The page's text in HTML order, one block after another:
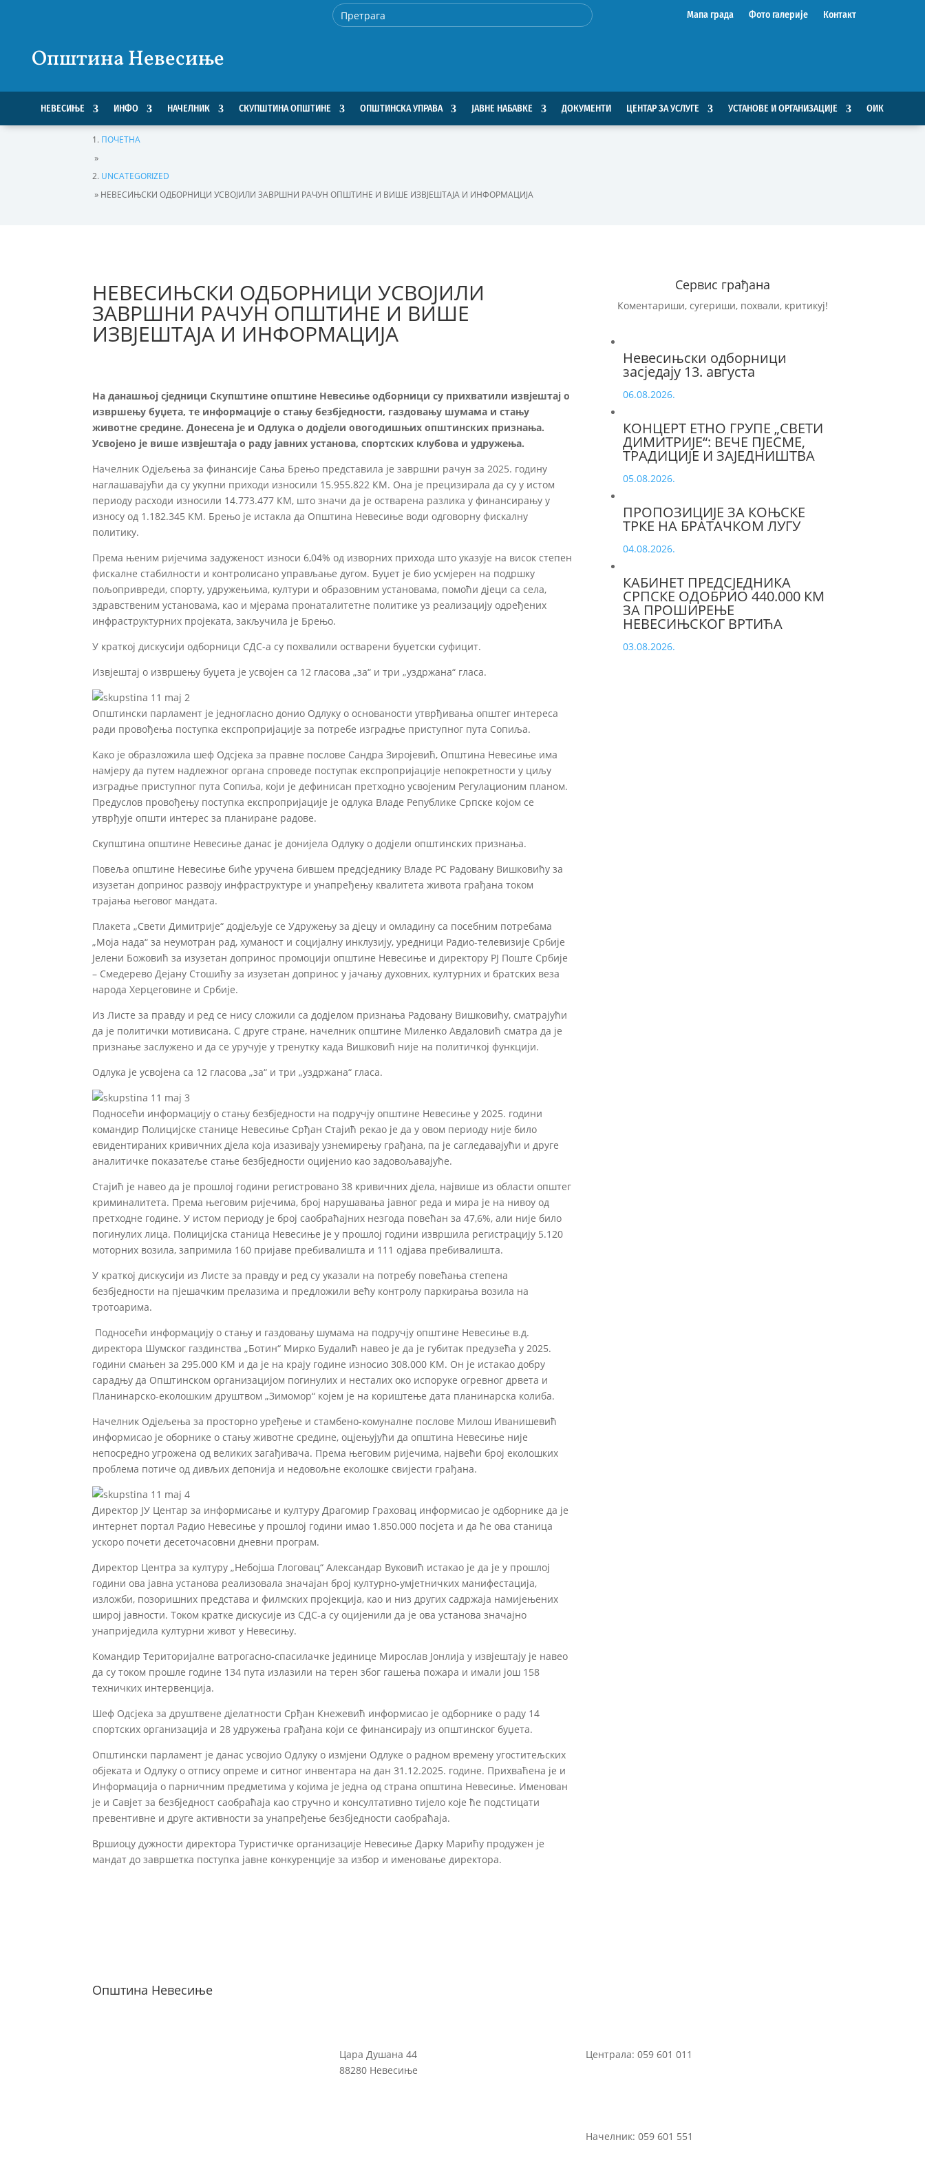
Мапа града Фото галерије Контакт
Општина Невесиње
НЕВЕСИЊЕ ИНФО НАЧЕЛНИК СКУПШТИНА ОПШТИНЕ ОПШТИНСКА УПРАВА ЈАВНЕ НАБАВКЕ ДОКУМЕНТИ ЦЕНТАР ЗА УСЛУГЕ УСТАНОВЕ И ОРГАНИЗАЦИЈЕ ОИК
ПОЧЕТНА
»
UNCATEGORIZED
» НЕВЕСИЊСКИ ОДБОРНИЦИ УСВОЈИЛИ ЗАВРШНИ РАЧУН ОПШТИНЕ И ВИШЕ ИЗВЈЕШТАЈА И ИНФОРМАЦИЈА
НЕВЕСИЊСКИ ОДБОРНИЦИ УСВОЈИЛИ
ЗАВРШНИ РАЧУН ОПШТИНЕ И ВИШЕ
ИЗВЈЕШТАЈА И ИНФОРМАЦИЈА
На данашњој сједници Скупштине општине Невесиње одборници су прихватили извјештај о
извршењу буџета, те информације о стању безбједности, газдовању шумама и стању
животне средине. Донесена је и Одлука о додјели овогодишњих општинских признања.
Усвојено је више извјештаја о раду јавних установа, спортских клубова и удружења.
Начелник Одјељења за финансије Сања Брењо представила је завршни рачун за 2025. годину
наглашавајући да су укупни приходи износили 15.955.822 КМ. Она је прецизирала да су у истом
периоду расходи износили 14.773.477 КМ, што значи да је остварена разлика у финансирању у
износу од 1.182.345 КМ. Брењо је истакла да Општина Невесиње води одговорну фискалну
политику.
Према њеним ријечима задуженост износи 6,04% од изворних прихода што указује на висок степен
фискалне стабилности и контролисано управљање дугом. Буџет је био усмјерен на подршку
пољопривреди, спорту, удружењима, култури и образовним установама, помоћи дјеци са села,
здравственим установама, као и мјерама пронаталитетне политике уз реализацију одређених
инфраструктурних пројеката, закључила је Брењо.
У краткој дискусији одборници СДС-а су похвалили остварени буџетски суфицит.
Извјештај о извршењу буџета је усвојен са 12 гласова „за“ и три „уздржана“ гласа.
Општински парламент је једногласно донио Одлуку о основаности утврђивања општег интереса
ради провођења поступка експропријације за потребе изградње приступног пута Сопиља.
Како је образложила шеф Одсјека за правне послове Сандра Зиројевић, Општина Невесиње има
намјеру да путем надлежног органа спроведе поступак експропријације непокретности у циљу
изградње приступног пута Сопиља, који је дефинисан претходно усвојеним Регулационим планом.
Предуслов провођењу поступка експропријације је одлука Владе Републике Српске којом се
утврђује општи интерес за планиране радове.
Скупштина општине Невесиње данас је донијела Одлуку о додјели општинских признања.
Повеља општине Невесиње биће уручена бившем предсједнику Владе РС Радовану Вишковићу за
изузетан допринос развоју инфраструктуре и унапређењу квалитета живота грађана током
трајања његовог мандата.
Плакета „Свети Димитрије“ додјељује се Удружењу за дјецу и омладину са посебним потребама
„Моја нада“ за неумотран рад, хуманост и социјалну инклузију, уредници Радио-телевизије Србије
Јелени Божовић за изузетан допринос промоцији општине Невесиње и директору РЈ Поште Србије
– Смедерево Дејану Стошићу за изузетан допринос у јачању духовних, културних и братских веза
народа Херцеговине и Србије.
Из Листе за правду и ред се нису сложили са додјелом признања Радовану Вишковићу, сматрајући
да је политички мотивисана. С друге стране, начелник општине Миленко Авдаловић сматра да је
признање заслужено и да се уручује у тренутку када Вишковић није на политичкој функцији.
Одлука је усвојена са 12 гласова „за“ и три „уздржана“ гласа.
Подносећи информацију о стању безбједности на подручју општине Невесиње у 2025. години
командир Полицијске станице Невесиње Срђан Стајић рекао је да у овом периоду није било
евидентираних кривичних дјела која изазивају узнемирењу грађана, па је сагледавајући и друге
аналитичке показатеље стање безбједности оцијенио као задовољавајуће.
Стајић је навео да је прошлој години регистровано 38 кривичних дјела, највише из области општег
криминалитета. Према његовим ријечима, број нарушавања јавног реда и мира је на нивоу од
претходне године. У истом периоду је број саобраћајних незгода повећан за 47,6%, али није било
погинулих лица. Полицијска станица Невесиње је у прошлој години извршила регистрацију 5.120
моторних возила, запримила 160 пријаве пребивалишта и 111 одјава пребивалишта.
У краткој дискусији из Листе за правду и ред су указали на потребу повећања степена
безбједности на пјешачким прелазима и предложили већу контролу паркирања возила на
тротоарима.
Подносећи информацију о стању и газдовању шумама на подручју општине Невесиње в.д.
директора Шумског газдинства „Ботин“ Мирко Будалић навео је да је губитак предузећа у 2025.
години смањен за 295.000 КМ и да је на крају године износио 308.000 КМ. Он је истакао добру
сарадњу да Општинском организацијом погинулих и несталих око испоруке огревног дрвета и
Планинарско-еколошким друштвом „Зимомор“ којем је на кориштење дата планинарска колиба.
Начелник Одјељења за просторно уређење и стамбено-комуналне послове Милош Иванишевић
информисао је oборнике о стању животне средине, оцјењујући да општина Невесиње није
непосредно угрожена од великих загађивача. Према његовим ријечима, највећи број еколошких
проблема потиче од дивљих депонија и недовољне еколошке свијести грађана.
Директор ЈУ Центар за информисање и културу Драгомир Граховац информисао је одборнике да је
интернет портал Радио Невесиње у прошлој години имао 1.850.000 посјета и да ће ова станица
ускоро почети десеточасовни дневни програм.
Директор Центра за културу „Небојша Глоговац“ Александар Вуковић истакао је да је у прошлој
години ова јавна установа реализовала значајан број културно-умјетничких манифестација,
изложби, позоришних представа и филмских пројекција, као и низ других садржаја намијењених
широј јавности. Током кратке дискусије из СДС-а су оцијенили да је ова установа значајно
унаприједила културни живот у Невесињу.
Командир Територијалне ватрогасно-спасилачке јединице Мирослав Јонлија у извјештају је навео
да су током прошле године 134 пута излазили на терен због гашења пожара и имали још 158
техничких интервенција.
Шеф Одсјека за друштвене дјелатности Срђан Кнежевић информисао је одборнике о раду 14
спортских организација и 28 удружења грађана који се финансирају из општинског буџета.
Општински парламент је данас усвојио Одлуку о измјени Одлуке о радном времену угоститељских
објеката и Одлуку о отпису опреме и ситног инвентара на дан 31.12.2025. године. Прихваћена је и
Информација о парничним предметима у којима је једна од страна општина Невесиње. Именован
је и Савјет за безбједност саобраћаја као стручно и консултативно тијело које ће подстицати
превентивне и друге активности за унапређење безбједности саобраћаја.
Вршиоцу дужности директора Туристичке организације Невесиње Дарку Марићу продужен је
мандат до завршетка поступка јавне конкуренције за избор и именовање директора.
Сервис грађана
Коментариши, сугериши, похвали, критикуј!
Невесињски одборници
засједају 13. августа
06.08.2026.
КОНЦЕРТ ЕТНО ГРУПЕ „СВЕТИ
ДИМИТРИЈЕ“: ВЕЧЕ ПЈЕСМЕ,
ТРАДИЦИЈЕ И ЗАЈЕДНИШТВА
05.08.2026.
ПРОПОЗИЦИЈЕ ЗА КОЊСКЕ
ТРКЕ НА БРАТАЧКОМ ЛУГУ
04.08.2026.
КАБИНЕТ ПРЕДСЈЕДНИКА
СРПСКЕ ОДОБРИО 440.000 КМ
ЗА ПРОШИРЕЊЕ
НЕВЕСИЊСКОГ ВРТИЋА
03.08.2026.
Општина Невесиње
Цара Душана 44
88280 Невесиње
Централа: 059 601 011
Начелник: 059 601 551